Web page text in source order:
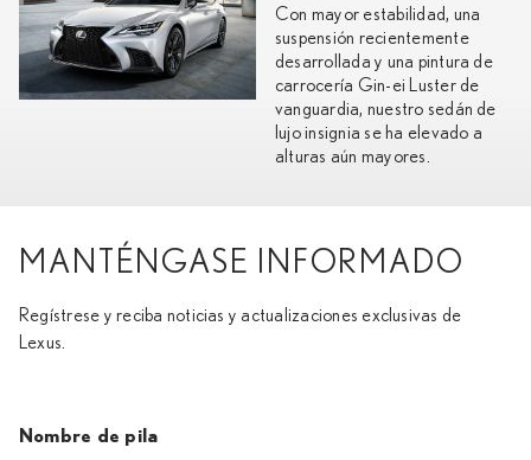
Con mayor estabilidad, una
suspensión recientemente
desarrollada y una pintura de
carrocería Gin-ei Luster de
vanguardia, nuestro sedán de
lujo insignia se ha elevado a
alturas aún mayores.
MANTÉNGASE INFORMADO
Regístrese y reciba noticias y actualizaciones exclusivas de
Lexus.
Nombre de pila